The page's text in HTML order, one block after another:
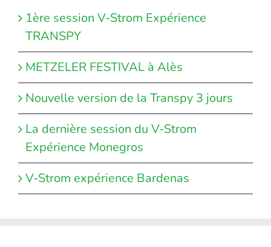
1ère session V-Strom Expérience
TRANSPY
METZELER FESTIVAL à Alès
Nouvelle version de la Transpy 3 jours
La dernière session du V-Strom
Expérience Monegros
V-Strom expérience Bardenas